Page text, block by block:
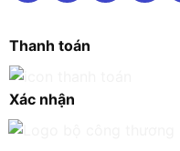
Thanh toán
Xác nhận